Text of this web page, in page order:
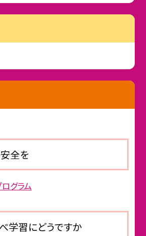
全を
グラム
学習にどうですか